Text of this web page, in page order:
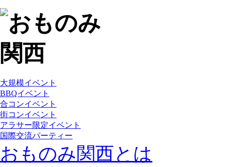
大規模イベント
BBQイベント
合コンイベント
街コンイベント
アラサー限定イベント
国際交流パーティー
おものみ関西とは